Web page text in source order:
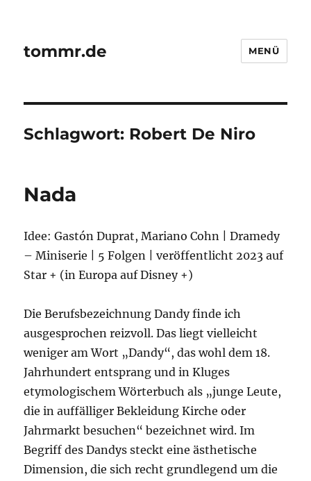
tommr.de MENÜ
Schlagwort: Robert De Niro
Nada
Idee: Gastón Duprat, Mariano Cohn | Dramedy
– Miniserie | 5 Folgen | veröffentlicht 2023 auf
Star + (in Europa auf Disney +)
Die Berufsbezeichnung Dandy finde ich
ausgesprochen reizvoll. Das liegt vielleicht
weniger am Wort „Dandy“, das wohl dem 18.
Jahrhundert entsprang und in Kluges
etymologischem Wörterbuch als „junge Leute,
die in auffälliger Bekleidung Kirche oder
Jahrmarkt besuchen“ bezeichnet wird. Im
Begriff des Dandys steckt eine ästhetische
Dimension, die sich recht grundlegend um die